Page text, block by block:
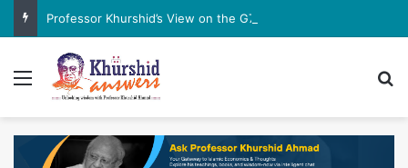
Professor Khurshid’s View on the G7 Meeting
Menu